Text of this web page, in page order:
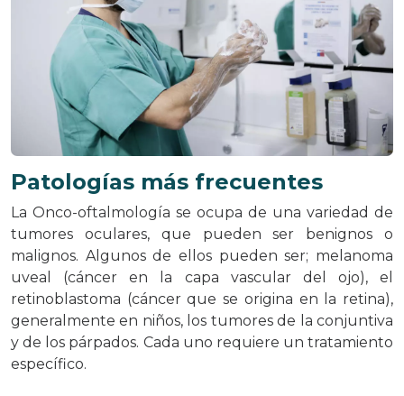
Patologías más frecuentes
La Onco-oftalmología se ocupa de una variedad de
tumores oculares, que pueden ser benignos o
malignos. Algunos de ellos pueden ser; melanoma
uveal (cáncer en la capa vascular del ojo), el
retinoblastoma (cáncer que se origina en la retina),
generalmente en niños, los tumores de la conjuntiva
y de los párpados. Cada uno requiere un tratamiento
específico.